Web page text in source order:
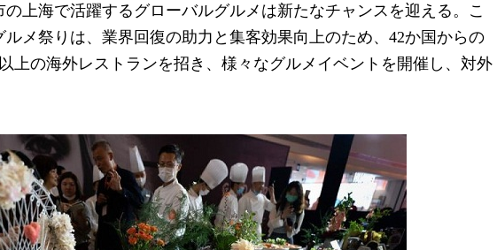
上海で活躍するグローバルグルメは新たなチャンスを迎える。こ
メ祭りは、業界回復の助力と集客効果向上のため、42か国からの
上の海外レストランを招き、様々なグルメイベントを開催し、対外